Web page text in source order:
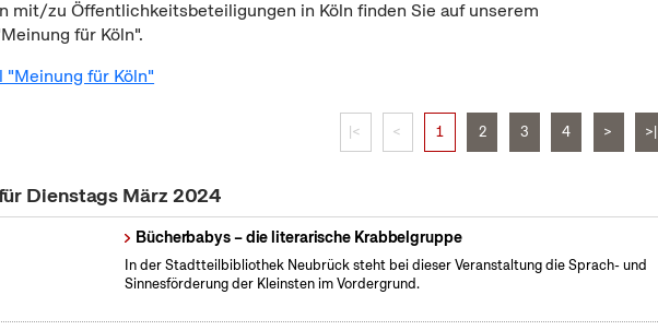
mit/zu Öffentlichkeitsbeteiligungen in Köln finden Sie auf unserem
für Köln".
für Köln"
|< < 1 2 3 4 > >|
Dienstags März 2024
Bücherbabys – die literarische Krabbelgruppe
In der Stadtteilbibliothek Neubrück steht bei dieser Veranstaltung die Sprach- und
Sinnesförderung der Kleinsten im Vordergrund.